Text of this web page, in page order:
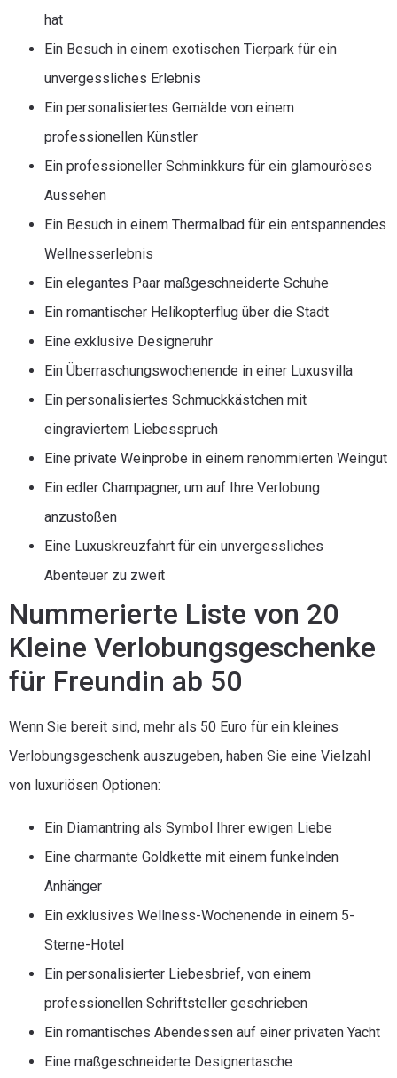
hat
Ein Besuch in einem exotischen Tierpark für ein
unvergessliches Erlebnis
Ein personalisiertes Gemälde von einem
professionellen Künstler
Ein professioneller Schminkkurs für ein glamouröses
Aussehen
Ein Besuch in einem Thermalbad für ein entspannendes
Wellnesserlebnis
Ein elegantes Paar maßgeschneiderte Schuhe
Ein romantischer Helikopterflug über die Stadt
Eine exklusive Designeruhr
Ein Überraschungswochenende in einer Luxusvilla
Ein personalisiertes Schmuckkästchen mit
eingraviertem Liebesspruch
Eine private Weinprobe in einem renommierten Weingut
Ein edler Champagner, um auf Ihre Verlobung
anzustoßen
Eine Luxuskreuzfahrt für ein unvergessliches
Abenteuer zu zweit
Nummerierte Liste von 20
Kleine Verlobungsgeschenke
für Freundin ab 50
Wenn Sie bereit sind, mehr als 50 Euro für ein kleines
Verlobungsgeschenk auszugeben, haben Sie eine Vielzahl
von luxuriösen Optionen:
Ein Diamantring als Symbol Ihrer ewigen Liebe
Eine charmante Goldkette mit einem funkelnden
Anhänger
Ein exklusives Wellness-Wochenende in einem 5-
Sterne-Hotel
Ein personalisierter Liebesbrief, von einem
professionellen Schriftsteller geschrieben
Ein romantisches Abendessen auf einer privaten Yacht
Eine maßgeschneiderte Designertasche